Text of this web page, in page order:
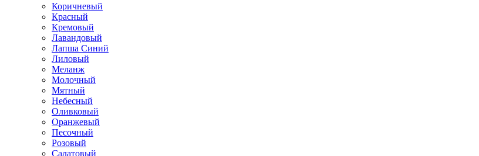
Коричневый
Красный
Кремовый
Лавандовый
Лапша Синий
Лиловый
Меланж
Молочный
Мятный
Небесный
Оливковый
Оранжевый
Песочный
Розовый
Салатовый